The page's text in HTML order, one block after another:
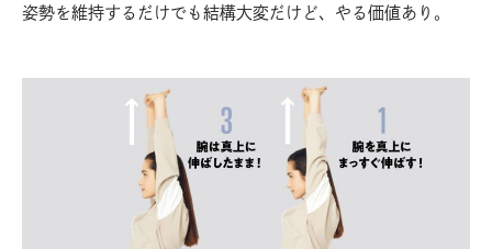
姿勢を維持するだけでも結構大変だけど、やる価値あり。